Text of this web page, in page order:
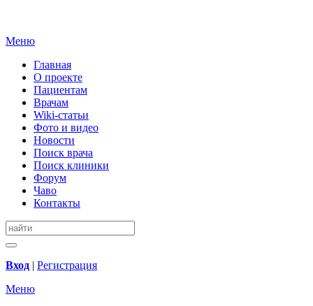
Меню
Главная
О проекте
Пациентам
Врачам
Wiki-статьи
Фото и видео
Новости
Поиск врача
Поиск клиники
Форум
Чаво
Контакты
Вход | Регистрация
Меню